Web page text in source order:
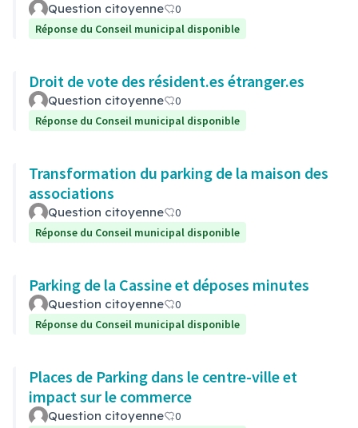
Question citoyenne
0
Réponse du Conseil municipal disponible
Droit de vote des résident.es étranger.es
Question citoyenne
0
Réponse du Conseil municipal disponible
Transformation du parking de la maison des
associations
Question citoyenne
0
Réponse du Conseil municipal disponible
Parking de la Cassine et déposes minutes
Question citoyenne
0
Réponse du Conseil municipal disponible
Places de Parking dans le centre-ville et
impact sur le commerce
Question citoyenne
0